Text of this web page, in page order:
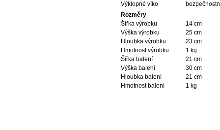
Výklopné víko
Rozměry
Šířka výrobku
14 cm
Výška výrobku
25 cm
Hloubka výrobku
23 cm
Hmotnost výrobku
1 kg
Šířka balení
21 cm
Výška balení
30 cm
Hloubka balení
21 cm
Hmotnost balení
1 kg